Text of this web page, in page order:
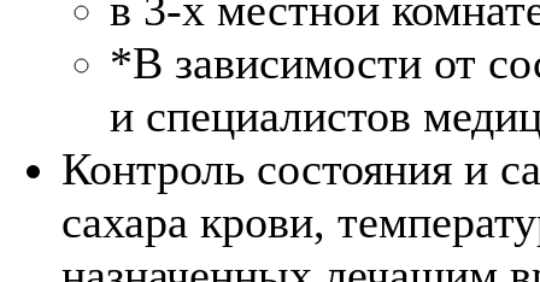
*В зависимости от
и специалистов
Контроль состояния и
сахара крови,